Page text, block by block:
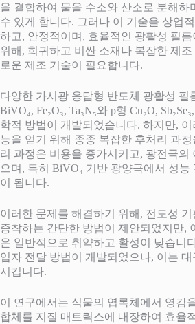
을 결합하여 물을 수소와 산소로 분해하
수 있게 합니다. 그러나 이 기술을 상업
하고, 안정적이며, 효율적인 광활성 필
위해, 희귀하고 비싼 소재나 복잡한 제
로운 제조 기술이 필요합니다.
다양한 가시광 응답형 반도체 광활성 필
BiVO₄, Fe₂O₃, Ta₃N₅와 p형 Cu₂O,
학적 방법이 개발되었습니다. 하지만,
능을 얻기 위해 종종 복잡한 후처리 과
리 과정은 비용을 증가시키고, 광전극의
으며, 특히 BiVO₄ 기반 광양극에서 성능
이 됩니다.
이러한 문제를 해결하기 위해, 전도성
증착하는 간단한 방법이 제안되었지만,
은 일반적으로 취약하고 활성이 낮습니
입자 전달 방법이 개발되었으나, 이는
시킵니다.
이 연구에서는 식물의 엽록체에서 영감
합체를 지질 매트릭스에 내장하여 효율